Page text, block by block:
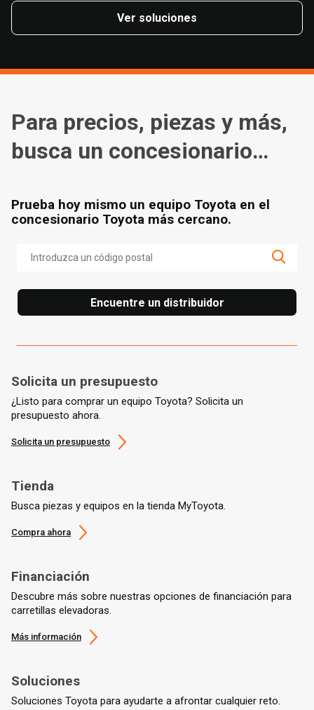
Ver soluciones
Para precios, piezas y más,
busca un concesionario
Prueba hoy mismo un equipo Toyota en el
concesionario Toyota más cercano.
Encuentre un distribuidor
Solicita un presupuesto
¿Listo para comprar un equipo Toyota? Solicita un
presupuesto ahora.
Solicita un presupuesto
Tienda
Busca piezas y equipos en la tienda MyToyota.
Compra ahora
Financiación
Descubre más sobre nuestras opciones de financiación para
carretillas elevadoras.
Más información
Soluciones
Soluciones Toyota para ayudarte a afrontar cualquier reto.